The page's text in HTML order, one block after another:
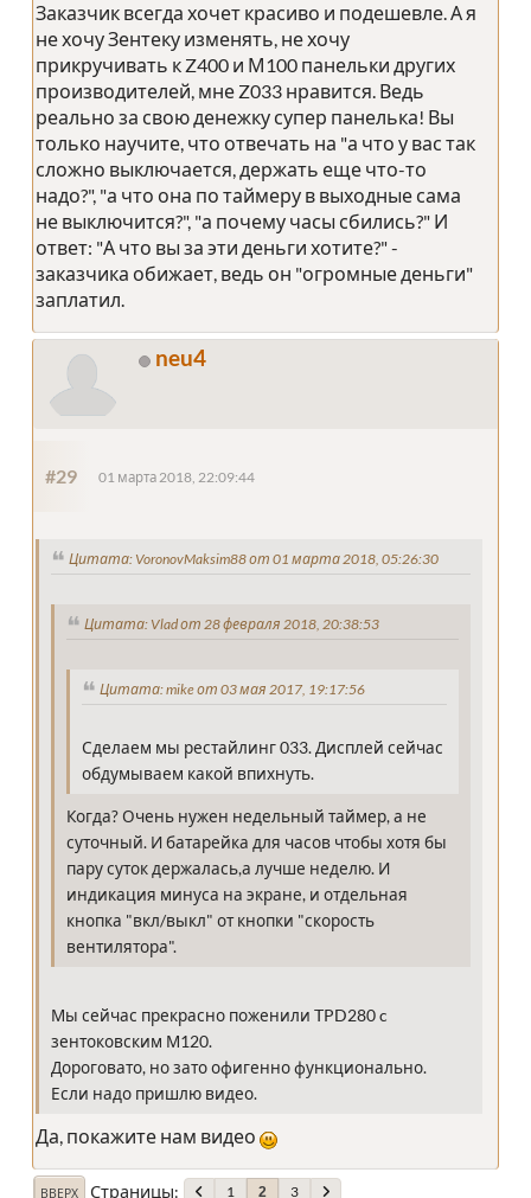
Заказчик всегда хочет красиво и подешевле. А я
не хочу Зентеку изменять, не хочу
прикручивать к Z400 и М100 панельки других
производителей, мне Z033 нравится. Ведь
реально за свою денежку супер панелька! Вы
только научите, что отвечать на "а что у вас так
сложно выключается, держать еще что-то
надо?", "а что она по таймеру в выходные сама
не выключится?", "а почему часы сбились?" И
ответ: "А что вы за эти деньги хотите?" -
заказчика обижает, ведь он "огромные деньги"
заплатил.
neu4
#29 01 марта 2018, 22:09:44
Цитата: VoronovMaksim88 от 01 марта 2018, 05:26:30
Цитата: Vlad от 28 февраля 2018, 20:38:53
Цитата: mike от 03 мая 2017, 19:17:56
Сделаем мы рестайлинг 033. Дисплей сейчас
обдумываем какой впихнуть.
Когда? Очень нужен недельный таймер, а не
суточный. И батарейка для часов чтобы хотя бы
пару суток держалась,а лучше неделю. И
индикация минуса на экране, и отдельная
кнопка "вкл/выкл" от кнопки "скорость
вентилятора".
Мы сейчас прекрасно поженили TPD280 c
зентоковским М120.
Дороговато, но зато офигенно функционально.
Если надо пришлю видео.
Да, покажите нам видео
ВВЕРХ Страницы 1 2 3